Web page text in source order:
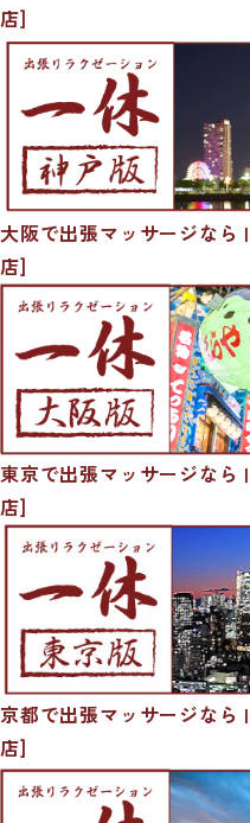
店]
大阪で出張マッサージなら
店]
東京で出張マッサージなら
店]
京都で出張マッサージなら
店]